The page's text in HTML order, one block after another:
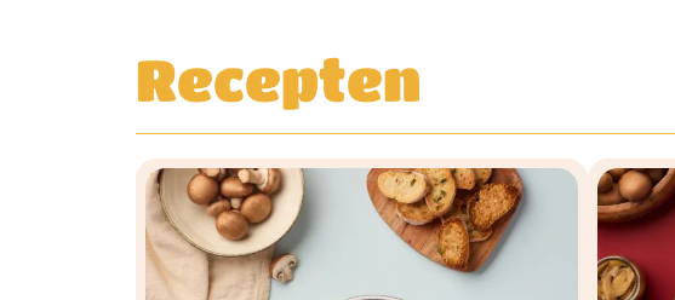
Recepten